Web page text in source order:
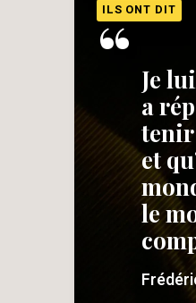
ILS ONT DIT
“ Je
a
tenir
et
le